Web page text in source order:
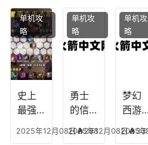
凡，
梦幻
十二
生肖
攻
略，
魔兽
世界
魔，
乐园
团装
备任
史上
最强
2025年12月08日 298
单机攻
略
勇士
的信
物技
2025年12月08日
单机攻
略
梦幻
西游
炼丹
2025
单机攻
略